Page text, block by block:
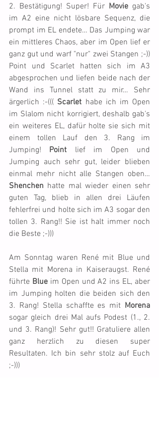
2. Bestätigung! Super! Für Movie gab's
im A2 eine nicht lösbare Sequenz, die
prompt im EL endete… Das Jumping war
ein mittleres Chaos, aber im Open lief er
ganz gut und warf "nur" zwei Stangen ;-))
Point und Scarlet hatten sich im A3
abgesprochen und liefen beide nach der
Wand ins Tunnel statt zu mir… Sehr
ärgerlich :-((( Scarlet habe ich im Open
im Slalom nicht korrigiert, deshalb gab's
ein weiteres EL, dafür holte sie sich mit
einem tollen Lauf den 3. Rang im
Jumping! Point lief im Open und
Jumping auch sehr gut, leider blieben
Shenchen hatte mal wieder einen sehr
guten Tag, blieb in allen drei Läufen
fehlerfrei und holte sich im A3 sogar den
tollen 3. Rang!! Sie ist halt immer noch
die Beste ;-)))
Am Sonntag waren René mit Blue und
Stella mit Morena in Kaiseraugst. René
führte Blue im Open und A2 ins EL, aber
im Jumping holten die beiden sich den
3. Rang! Stella schaffte es mit Morena
sogar gleich drei Mal aufs Podest (1., 2.
und 3. Rang)! Sehr gut!! Gratuliere allen
ganz herzlich zu diesen super
Resultaten. Ich bin sehr stolz auf Euch
;-)))